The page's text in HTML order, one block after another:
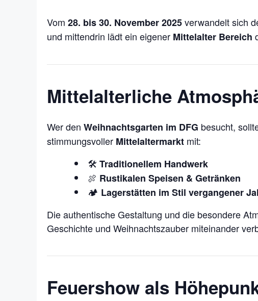
Vom 28. bis 30. November 2025verwandelt sich
und mittendrin lädt ein eigener Mittelalter Bereich
Mittelalterliche
Wer den Weihnachtsgarten im DFG besucht,
stimmungsvoller Mittelaltermarkt mit:
🛠️ Traditionellem Handwerk
🍖 Rustikalen Speisen & Getränken
🏕️ Lagerstätten im Stil vergangener
Die authentische Gestaltung und die besondere
Geschichte und Weihnachtszauber miteinander
Feuershow als